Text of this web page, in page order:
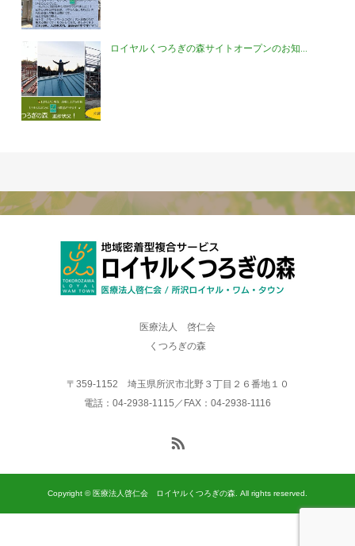
ロイヤルくつろぎの森サイトオープンのお知...
医療法人 啓仁会
くつろぎの森
〒359-1152 埼玉県所沢市北野３丁目２６番地１０
電話：04-2938-1115／FAX：04-2938-1116
Copyright © 医療法人啓仁会 ロイヤルくつろぎの森. All rights reserved.